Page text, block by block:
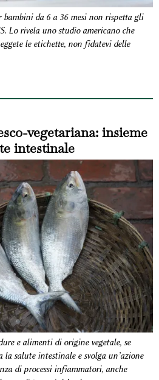
da 6 a 36 mesi non rispetta gli
Lo rivela uno studio americano che
le etichette, non fidatevi delle
vegetariana: insieme
intestinale
e alimenti di origine vegetale, se
salute intestinale e svolga un’azione
di processi infiammatori, anche